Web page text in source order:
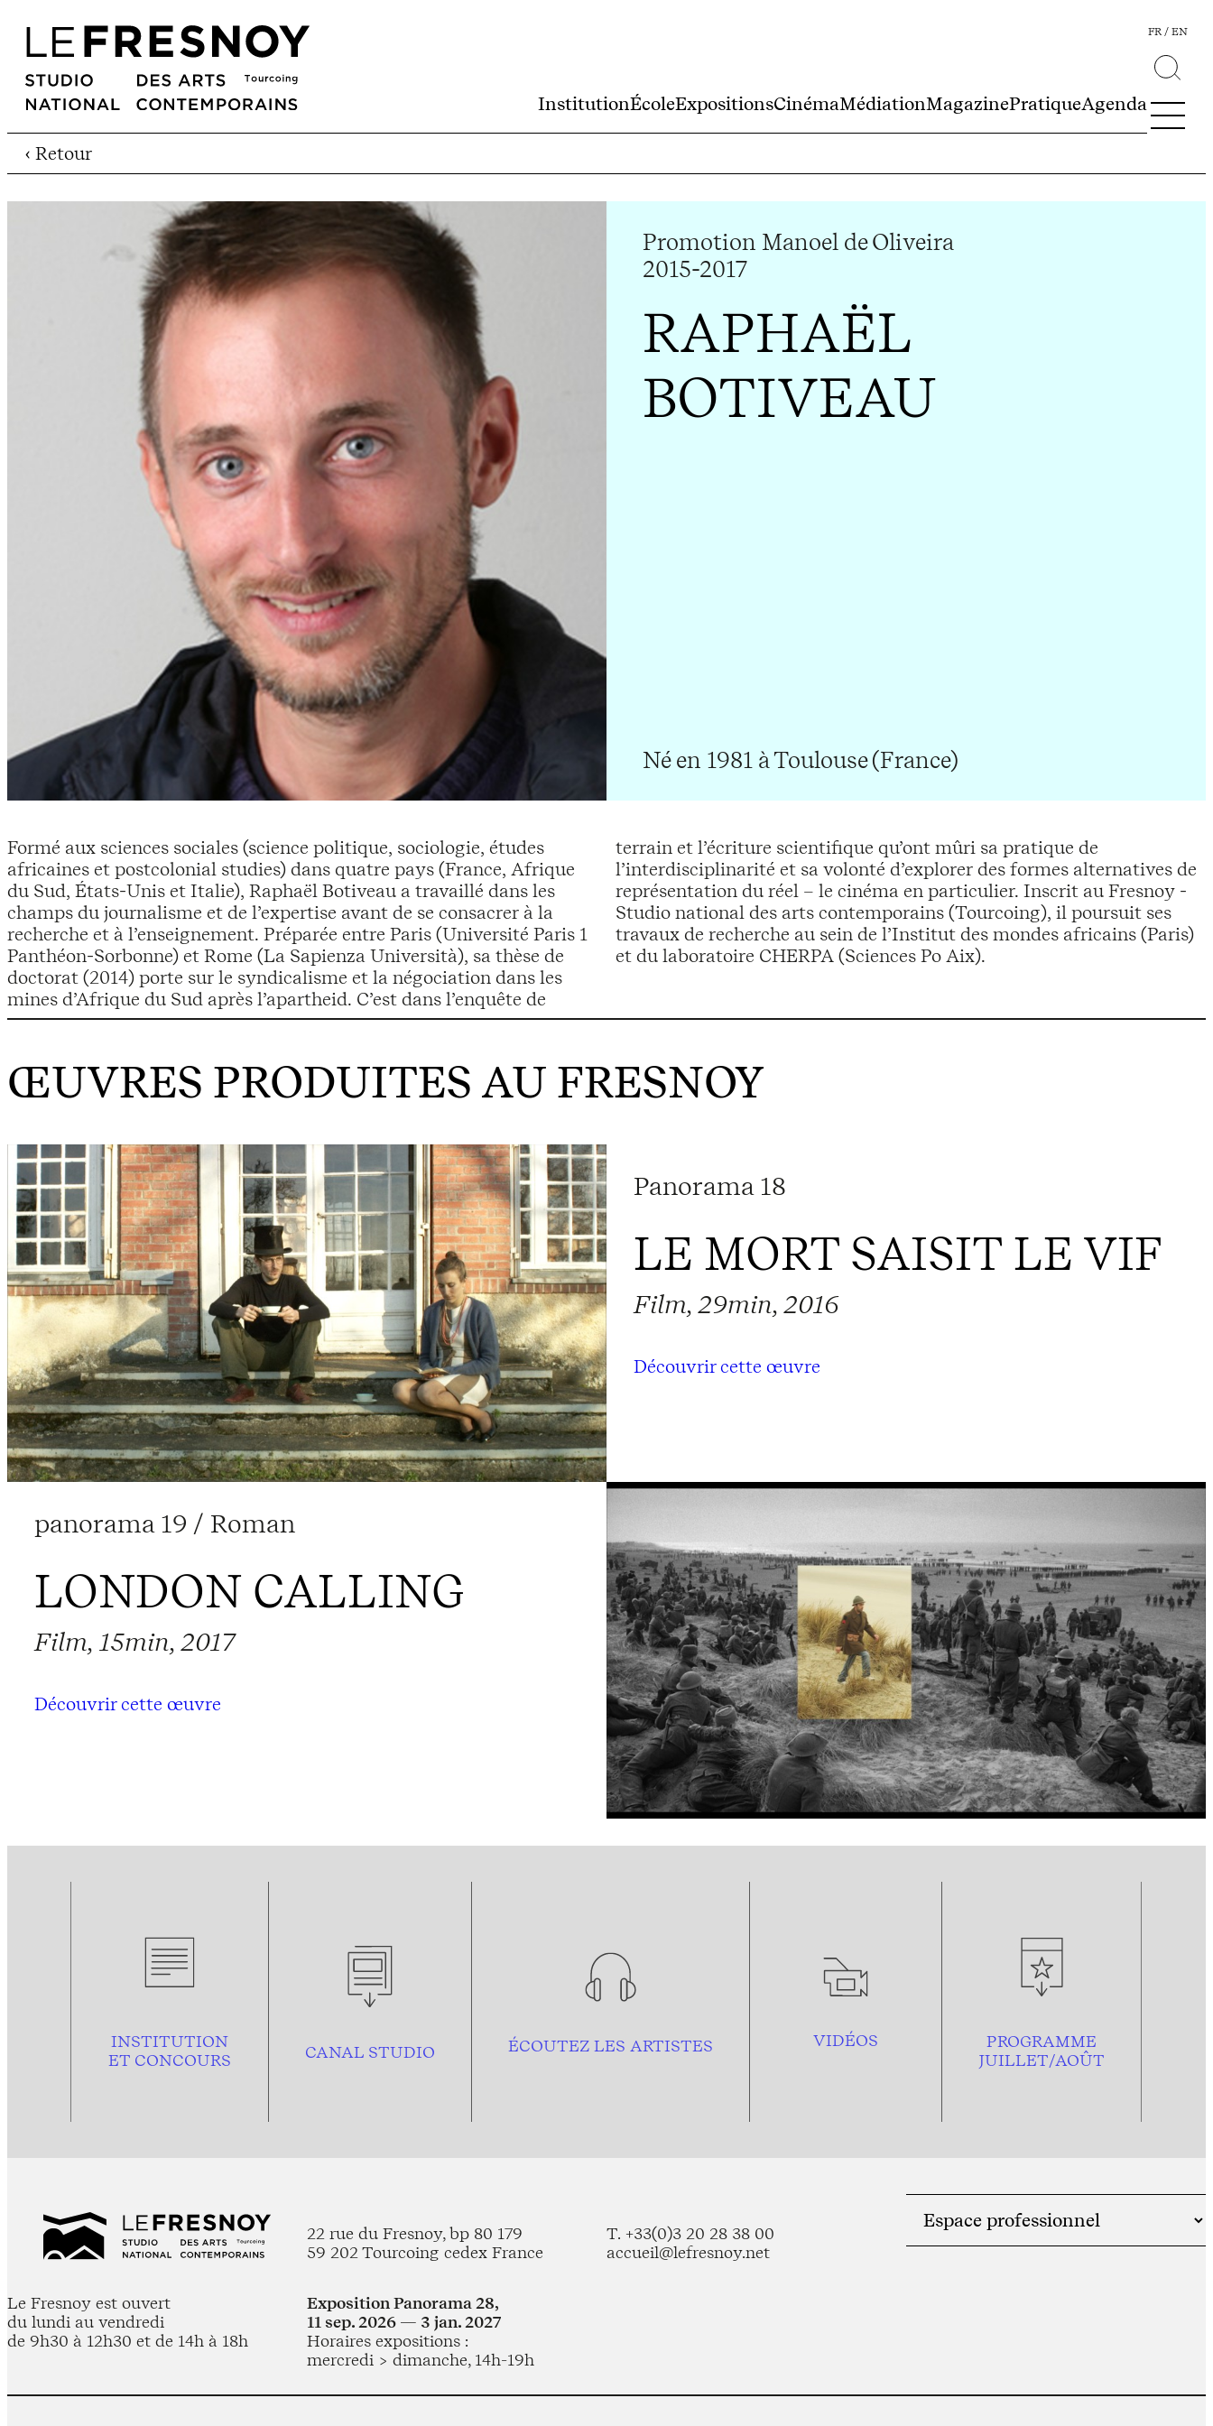
InstitutionÉcoleExpositionsCinémaMédiationMagazinePratiqueAgenda
FR EN
‹ Retour
Promotion Manoel de Oliveira
2015-2017
RAPHAËL
BOTIVEAU
Né en 1981 à Toulouse (France)
Formé aux sciences sociales (science politique, sociologie, études
africaines et postcolonial studies) dans quatre pays (France, Afrique
du Sud, États-Unis et Italie), Raphaël Botiveau a travaillé dans les
champs du journalisme et de l’expertise avant de se consacrer à la
recherche et à l’enseignement. Préparée entre Paris (Université Paris 1
Panthéon-Sorbonne) et Rome (La Sapienza Università), sa thèse de
doctorat (2014) porte sur le syndicalisme et la négociation dans les
mines d’Afrique du Sud après l’apartheid. C’est dans l’enquête de
terrain et l’écriture scientifique qu’ont mûri sa pratique de
l’interdisciplinarité et sa volonté d’explorer des formes alternatives de
représentation du réel – le cinéma en particulier. Inscrit au Fresnoy -
Studio national des arts contemporains (Tourcoing), il poursuit ses
travaux de recherche au sein de l’Institut des mondes africains (Paris)
et du laboratoire CHERPA (Sciences Po Aix).
ŒUVRES PRODUITES AU FRESNOY
Panorama 18
LE MORT SAISIT LE VIF
Film, 29min, 2016
Découvrir cette œuvre
panorama 19 / Roman
LONDON CALLING
Film, 15min, 2017
Découvrir cette œuvre
INSTITUTION
ET CONCOURS
CANAL STUDIO ÉCOUTEZ LES ARTISTES VIDÉOS
PROGRAMME
JUILLET/AOÛT
22 rue du Fresnoy, bp 80 179
59 202 Tourcoing cedex France
T. +33(0)3 20 28 38 00
accueil@lefresnoy.net
Le Fresnoy est ouvert
du lundi au vendredi
de 9h30 à 12h30 et de 14h à 18h
Exposition Panorama 28,
11 sep. 2026 — 3 jan. 2027
Horaires expositions :
mercredi > dimanche, 14h-19h